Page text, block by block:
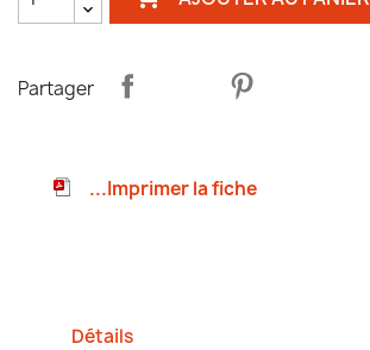
Partager
...Imprimer la fiche
Détails